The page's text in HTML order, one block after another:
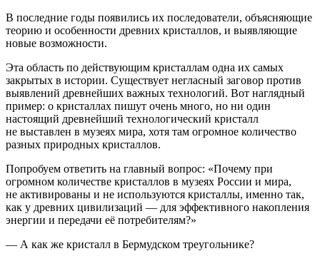
В последние годы появились их последователи, объясняющие
теорию и особенности древних кристаллов, и выявляющие
новые возможности.
Эта область по действующим кристаллам одна их самых
закрытых в истории. Существует негласный заговор против
выявлений древнейших важных технологий. Вот наглядный
пример: о кристаллах пишут очень много, но ни один
настоящий древнейший технологический кристалл
не выставлен в музеях мира, хотя там огромное количество
разных природных кристаллов.
Попробуем ответить на главный вопрос: «Почему при
огромном количестве кристаллов в музеях России и мира,
не активированы и не используются кристаллы, именно так,
как у древних цивилизаций — для эффективного накопления
энергии и передачи её потребителям?»
— А как же кристалл в Бермудском треугольнике?